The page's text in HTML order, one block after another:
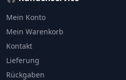
Mein Konto
Mein Warenkorb
Kontakt
Lieferung
Rückgaben